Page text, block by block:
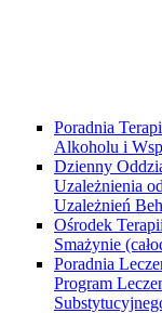
Poradnia
Alkoholu i
Dzienny
Uzależnienia
Uzależnień
Ośrodek
Smażynie
Poradnia
Program